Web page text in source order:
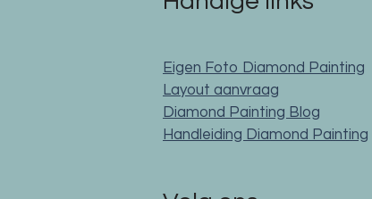
Eigen Foto Diamond Painting
Layout aanvraag
Diamond Painting Blog
Handleiding Diamond Painting